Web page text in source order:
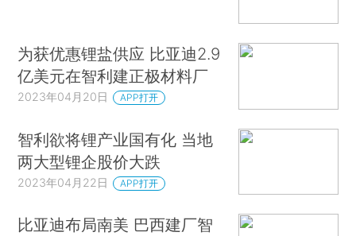
为获优惠锂盐供应 比亚迪2.9
亿美元在智利建正极材料厂
2023年04月20日 APP打开
智利欲将锂产业国有化 当地
两大型锂企股价大跌
2023年04月22日 APP打开
比亚迪布局南美 巴西建厂智